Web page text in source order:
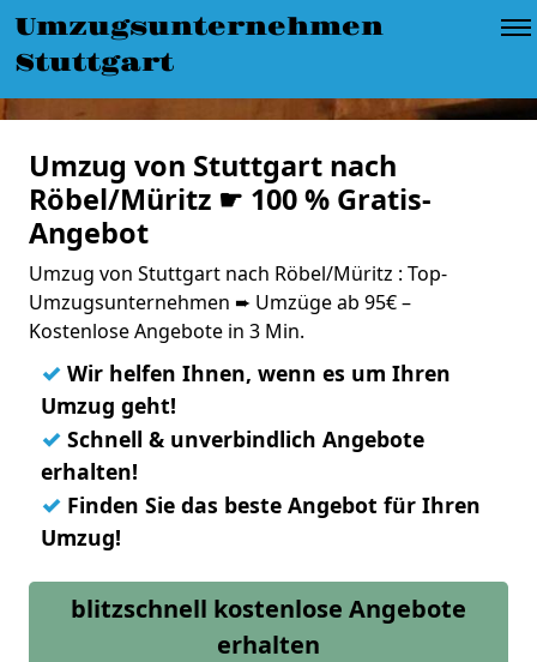
Umzugsunternehmen
Stuttgart
Umzug von Stuttgart nach
Röbel/Müritz ☛ 100 % Gratis-
Angebot
Umzug von Stuttgart nach Röbel/Müritz : Top-
Umzugsunternehmen ➨ Umzüge ab 95€ –
Kostenlose Angebote in 3 Min.
✓ Wir helfen Ihnen, wenn es um Ihren
Umzug geht!
✓ Schnell & unverbindlich Angebote
erhalten!
✓ Finden Sie das beste Angebot für Ihren
Umzug!
blitzschnell kostenlose Angebote
erhalten